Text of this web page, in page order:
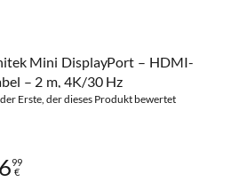
Mini DisplayPort – HDMI-
– 2 m, 4K/30 Hz
der Erste, der dieses Produkt bewertet
99
€